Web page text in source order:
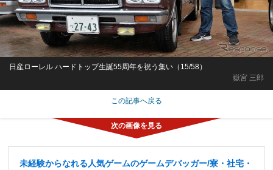
嶽宮 三郎
日産ローレル ハードトップ生誕55周年を祝う集い（15/58）
この記事へ戻る
未経験からなれる人気ゲームのゲームデバッガー/寮・社宅・